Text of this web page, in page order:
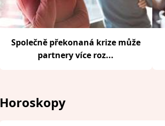
Společně překonaná krize může
partnery více roz...
Horoskopy